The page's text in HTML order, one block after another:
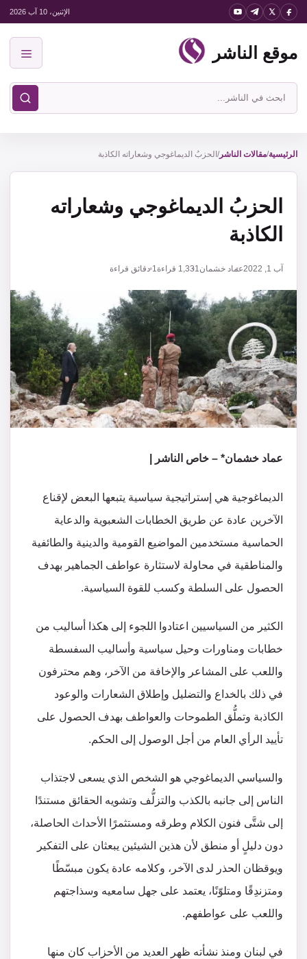
انتقل
المحتوى
الإثنين، 10 آب 2026
موقع الناشر
ابحث
في
الناشر
الرئيسية/مقالات الناشر/ الحزبُ الديماغوجي وشعاراته الكاذبة
الحزبُ الديماغوجي وشعاراته
الكاذبة
آب 1, 2022 عماد خشمان1,331 قراءة1 دقائق قراءة
عماد خشمان* – خاص الناشر |
الديماغوجية هي إستراتيجية سياسية يتبعها البعض لإقناع
الآخرين عادة عن طريق الخطابات الشعبوية والدعاية
الحماسية مستخدمين المواضيع القومية والدينية والطائفية
والمناطقية في محاولة لاستثارة عواطف الجماهير بهدف
الحصول على السلطة وكسب للقوة السياسية.
الكثير من السياسيين اعتادوا اللجوء إلى هكذا أساليب من
خطابات ومناورات وحيل سياسية وأساليب السفسطة
واللعب على المشاعر والإخافة من الآخر، وهم محترفون
في ذلك بالخداع والتضليل وإطلاق الشعارات والوعود
الكاذبة وتملُّق الطموحات والعواطف بهدف الحصول على
تأييد الرأي العام من أجل الوصول إلى الحكم.
والسياسي الديماغوجي هو الشخص الذي يسعى لاجتذاب
الناس إلى جانبه بالكذب والتزلُّف وتشويه الحقائق مستندًا
إلى شتَّى فنون الكلام وطرقه ومستثمرًا الأحداث الحاصلة،
دون دليلٍ أو منطق لأن هذين الشيئين يبعثان على التفكير
ويوقظان الحذر لدى الآخر، وكلامه عادة يكون مبسّطًا
ومتزندِقًا ومتلوّنًا، يعتمد على جهل سامعيه وسذاجتهم
واللعب على عواطفهم.
في لبنان ومنذ نشأته ظهر العديد من الأحزاب كان منها